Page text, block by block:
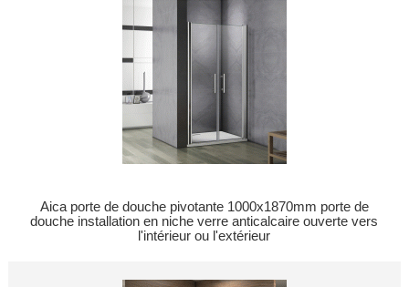
Aica porte de douche pivotante 1000x1870mm porte de
douche installation en niche verre anticalcaire ouverte vers
l'intérieur ou l'extérieur